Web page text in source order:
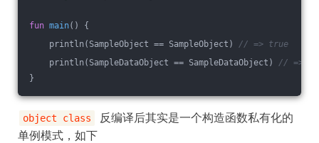
fun main()
{
println(SampleObject == SampleObject) // => true
println(SampleDataObject == SampleDataObject) // =>
}
object class
反编译后其实是一个构造函数私有化的
单例模式，如下